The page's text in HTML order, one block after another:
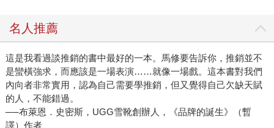
名人推薦
這是我看過談推銷的書中最好的一本。馬修要告訴你，推銷並不
是蠻橫強求，而應該是一場表演……就像一場戲。這本書對我們
內向者非常實用，認為自己需要學推銷，但又覺得自己欠缺天賦
的人，不能錯過。
──布萊恩．史密斯，UGG雪靴創辦人，《品牌的誕生》（暫
譯）作者